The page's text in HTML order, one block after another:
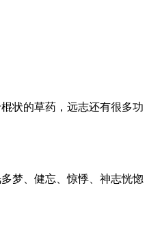
状的草药，远志还有很多功
梦、健忘、惊悸、神志恍惚